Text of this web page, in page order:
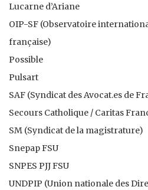
Lucarne d’Ariane
OIP-SF (Observatoire
française)
Possible
Pulsart
SAF (Syndicat des Avocat.es de
Secours Catholique / Caritas
SM (Syndicat de la magistrature)
Snepap FSU
SNPES PJJ FSU
UNDPIP (Union nationale des